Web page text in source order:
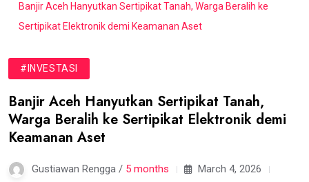
Banjir Aceh Hanyutkan Sertipikat Tanah, Warga Beralih ke
Sertipikat Elektronik demi Keamanan Aset
#INVESTASI
Banjir Aceh Hanyutkan Sertipikat Tanah,
Warga Beralih ke Sertipikat Elektronik demi
Keamanan Aset
Gustiawan Rengga / 5 months
March 4, 2026